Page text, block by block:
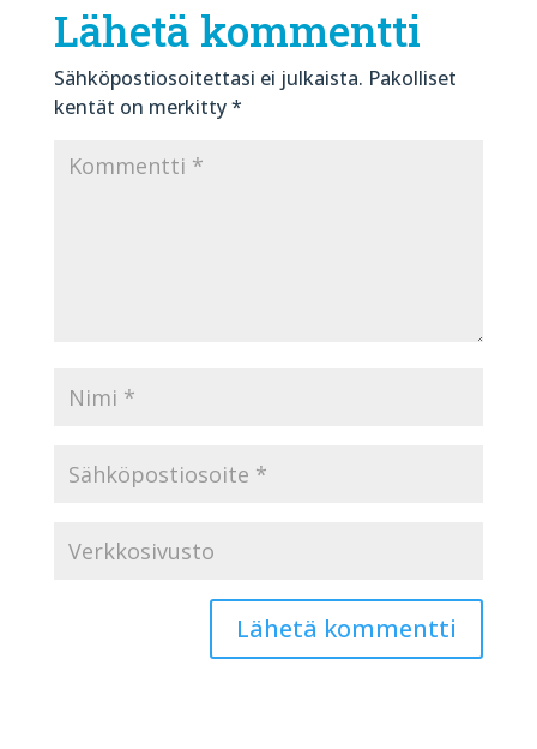
Lähetä kommentti
Sähköpostiosoitettasi ei julkaista. Pakolliset
kentät on merkitty*